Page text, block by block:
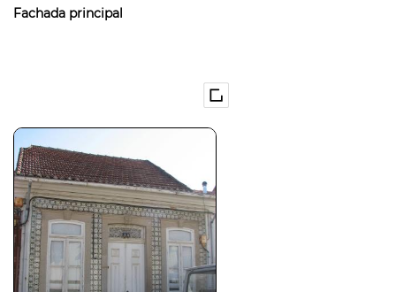
Fachada principal